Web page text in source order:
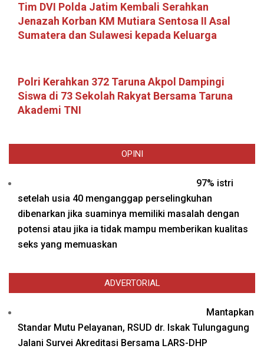
Tim DVI Polda Jatim Kembali Serahkan
Jenazah Korban KM Mutiara Sentosa II Asal
Sumatera dan Sulawesi kepada Keluarga
Polri Kerahkan 372 Taruna Akpol Dampingi
Siswa di 73 Sekolah Rakyat Bersama Taruna
Akademi TNI
OPINI
97% istri
setelah usia 40 menganggap perselingkuhan
dibenarkan jika suaminya memiliki masalah dengan
potensi atau jika ia tidak mampu memberikan kualitas
seks yang memuaskan
ADVERTORIAL
Mantapkan
Standar Mutu Pelayanan, RSUD dr. Iskak Tulungagung
Jalani Survei Akreditasi Bersama LARS-DHP